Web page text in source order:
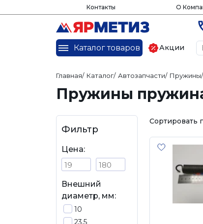
Контакты О
Каталог товаров Акции
Главная/ Каталог/ Автозапчасти/ Пружины/
Пружины
Фильтр
Цена:
Внешний
диаметр, мм:
10
23,5
Сортировать